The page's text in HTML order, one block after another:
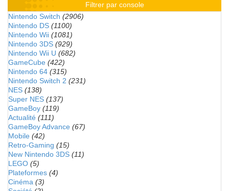
Filtrer par console
Nintendo Switch (2906)
Nintendo DS (1100)
Nintendo Wii (1081)
Nintendo 3DS (929)
Nintendo Wii U (682)
GameCube (422)
Nintendo 64 (315)
Nintendo Switch 2 (231)
NES (138)
Super NES (137)
GameBoy (119)
Actualité (111)
GameBoy Advance (67)
Mobile (42)
Retro-Gaming (15)
New Nintendo 3DS (11)
LEGO (5)
Plateformes (4)
Cinéma (3)